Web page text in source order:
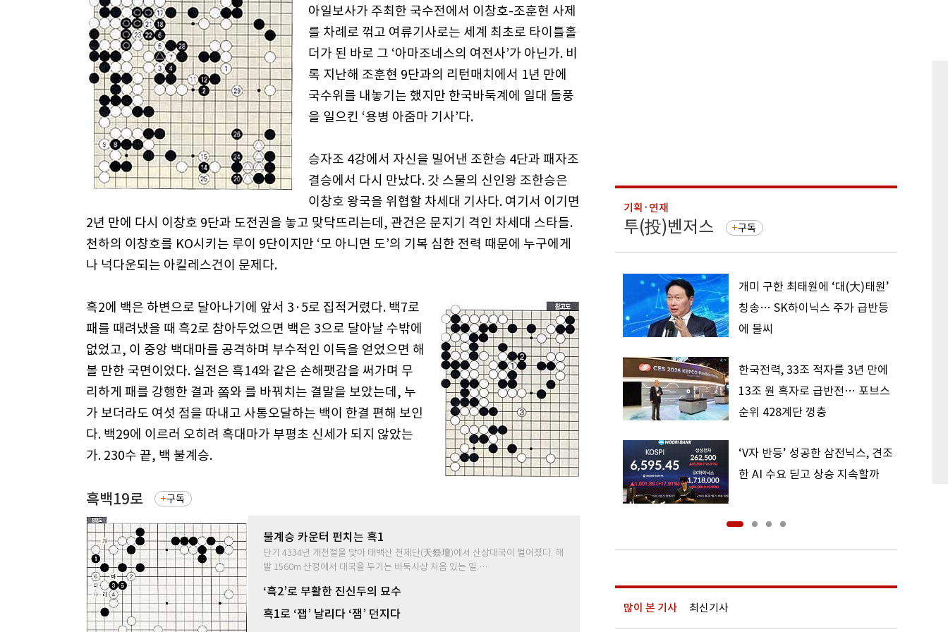
아일보사가 주최한 국수전에서 이창호-조훈현 사제
를 차례로 꺾고 여류기사로는 세계 최초로 타이틀홀
더가 된 바로 그 ‘아마조네스의 여전사’가 아닌가. 비
록 지난해 조훈현 9단과의 리턴매치에서 1년 만에
국수위를 내놓기는 했지만 한국바둑계에 일대 돌풍
을 일으킨 ‘용병 아줌마 기사’다.
승자조 4강에서 자신을 밀어낸 조한승 4단과 패자조
결승에서 다시 만났다. 갓 스물의 신인왕 조한승은
이창호 왕국을 위협할 차세대 기사다. 여기서 이기면
2년 만에 다시 이창호 9단과 도전권을 놓고 맞닥뜨리는데, 관건은 문지기 격인 차세대 스타들.
천하의 이창호를 KO시키는 루이 9단이지만 ‘모 아니면 도’의 기복 심한 전력 때문에 누구에게
나 넉다운되는 아킬레스건이 문제다.
흑2에 백은 하변으로 달아나기에 앞서 3·5로 집적거렸다. 백7로
패를 때려냈을 때 흑2로 참아두었으면 백은 3으로 달아날 수밖에
없었고, 이 중앙 백대마를 공격하며 부수적인 이득을 얻었으면 해
볼 만한 국면이었다. 실전은 흑14와 같은 손해팻감을 써가며 무
리하게 패를 강행한 결과 쫔와 를 바꿔치는 결말을 보았는데, 누
가 보더라도 여섯 점을 따내고 사통오달하는 백이 한결 편해 보인
다. 백29에 이르러 오히려 흑대마가 부평초 신세가 되지 않았는
가. 230수 끝, 백 불계승.
흑백19로 구독
불계승 카운터 펀치는 흑1
단기 4334년 개천절을 맞아 태백산 천제단(天祭壇)에서 산상대국이 벌어졌다. 해
발 1560m 산정에서 대국을 두기는 바둑사상 처음 있는 일.…
‘흑2’로 부활한 진신두의 묘수
흑1로 ‘잽’ 날리다 ‘잼’ 던지다
기획·연재
투(投)벤저스 구독
개미 구한 최태원에 ‘대(大)태원’
칭송… SK하이닉스 주가 급반등
에 불씨
한국전력, 33조 적자를 3년 만에
13조 원 흑자로 급반전… 포브스
순위 428계단 껑충
‘V자 반등’ 성공한 삼전닉스, 견조
한 AI 수요 딛고 상승 지속할까
많이 본 기사 최신기사